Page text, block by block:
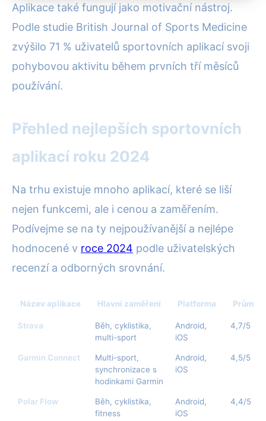
Aplikace také fungují jako motivační nástroj.
Podle studie British Journal of Sports Medicine
zvýšilo 71 % uživatelů sportovních aplikací svoji
pohybovou aktivitu během prvních tří měsíců
používání.
Přehled nejlepších sportovních
aplikací roku 2024
Na trhu existuje mnoho aplikací, které se liší
nejen funkcemi, ale i cenou a zaměřením.
Podívejme se na ty nejpoužívanější a nejlépe
hodnocené v roce 2024 podle uživatelských
recenzí a odborných srovnání.
Název aplikace Hlavní zaměření Platforma
Strava
Běh, cyklistika,
multi-sport
Android,
iOS
4,7/5
Garmin Connect
Multi-sport,
synchronizace s
hodinkami Garmin
Android,
iOS
4,5/5
Polar Flow
Běh, cyklistika,
fitness
Android,
iOS
4,4/5